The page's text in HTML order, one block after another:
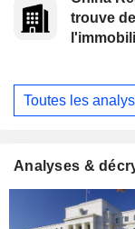
trouve
Toutes les
Analyses &